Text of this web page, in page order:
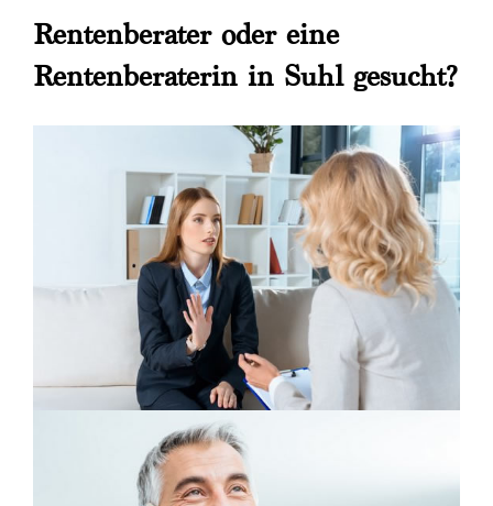
Rentenberater oder eine
Rentenberaterin in Suhl gesucht?